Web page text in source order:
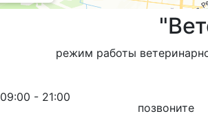
режим работы
09:00 - 21:00
позвоните